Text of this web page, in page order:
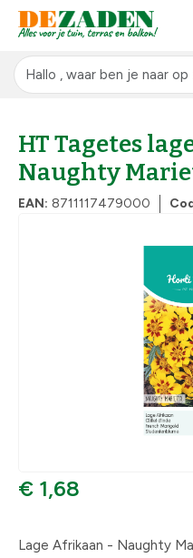
HT Tagetes
Naughty
EAN: 8711117479000
€ 1,68
Lage Afrikaan - Naughty